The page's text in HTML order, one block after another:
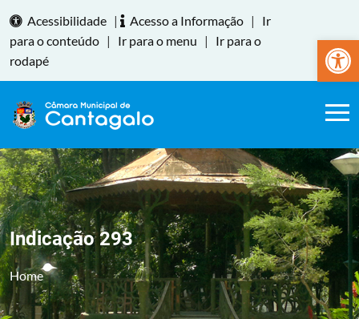
Abrir
Acessibilidade | Acesso a Informação |
Ir
para o conteúdo | Ir para o menu |
Ir para o
rodapé
Indicação 293
Home